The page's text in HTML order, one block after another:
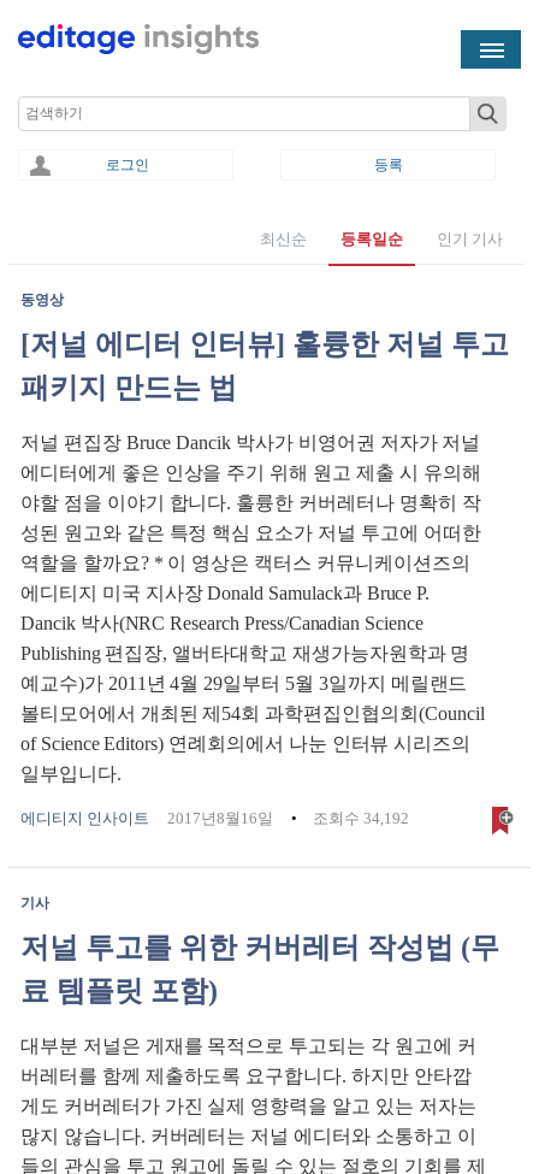
Search
로그인 등록
최신순 등록일순 인기 기사
동영상
[저널 에디터 인터뷰] 훌륭한 저널 투고
패키지 만드는 법
저널 편집장 Bruce Dancik 박사가 비영어권 저자가 저널
에디터에게 좋은 인상을 주기 위해 원고 제출 시 유의해
야할 점을 이야기 합니다. 훌륭한 커버레터나 명확히 작
성된 원고와 같은 특정 핵심 요소가 저널 투고에 어떠한
역할을 할까요? * 이 영상은 캑터스 커뮤니케이션즈의
에디티지 미국 지사장 Donald Samulack과 Bruce P.
Dancik 박사(NRC Research Press/Canadian Science
Publishing 편집장, 앨버타대학교 재생가능자원학과 명
예교수)가 2011년 4월 29일부터 5월 3일까지 메릴랜드
볼티모어에서 개최된 제54회 과학편집인협의회(Council
of Science Editors) 연례회의에서 나눈 인터뷰 시리즈의
일부입니다.
에디티지 인사이트 2017년8월16일 조회수 34,192
기사
저널 투고를 위한 커버레터 작성법 (무
료 템플릿 포함)
대부분 저널은 게재를 목적으로 투고되는 각 원고에 커
버레터를 함께 제출하도록 요구합니다. 하지만 안타깝
게도 커버레터가 가진 실제 영향력을 알고 있는 저자는
많지 않습니다. 커버레터는 저널 에디터와 소통하고 이
들의 관심을 투고 원고에 돌릴 수 있는 절호의 기회를 제